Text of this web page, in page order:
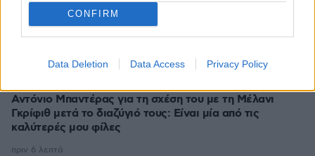
CONFIRM
Data Deletion Data Access Privacy Policy
ΡΟΗ ΕΙΔΗΣΕΩΝ
Αντόνιο Μπαντέρας για τη σχέση του με τη Μέλανι
Γκρίφιθ μετά το διαζύγιό τους: Είναι μία από τις
καλύτερές μου φίλες
πριν 6 λεπτά